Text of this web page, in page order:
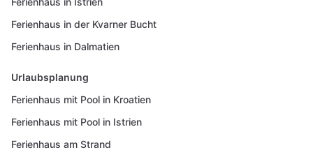
Ferienhaus in der Kvarner Bucht
Ferienhaus in Dalmatien
Urlaubsplanung
Ferienhaus mit Pool in Kroatien
Ferienhaus mit Pool in Istrien
Ferienhaus am Strand